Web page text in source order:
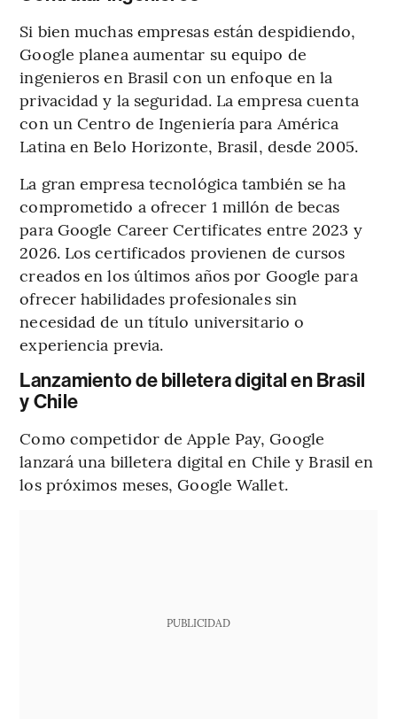
Si bien muchas empresas están despidiendo,
Google planea aumentar su equipo de
ingenieros en Brasil con un enfoque en la
privacidad y la seguridad. La empresa cuenta
con un Centro de Ingeniería para América
Latina en Belo Horizonte, Brasil, desde 2005.
La gran empresa tecnológica también se ha
comprometido a ofrecer 1 millón de becas
para Google Career Certificates entre 2023 y
2026. Los certificados provienen de cursos
creados en los últimos años por Google para
ofrecer habilidades profesionales sin
necesidad de un título universitario o
experiencia previa.
Lanzamiento de billetera digital en Brasil
y Chile
Como competidor de Apple Pay, Google
lanzará una billetera digital en Chile y Brasil en
los próximos meses, Google Wallet.
PUBLICIDAD